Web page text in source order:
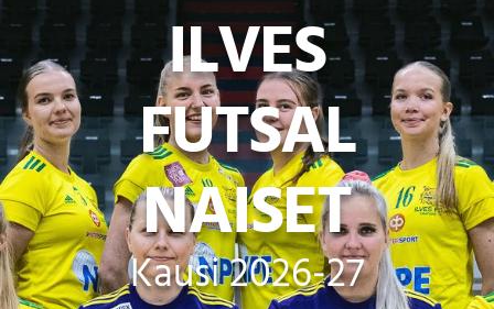
ILVES
FUTSAL
NAISET
Kausi 2026-27